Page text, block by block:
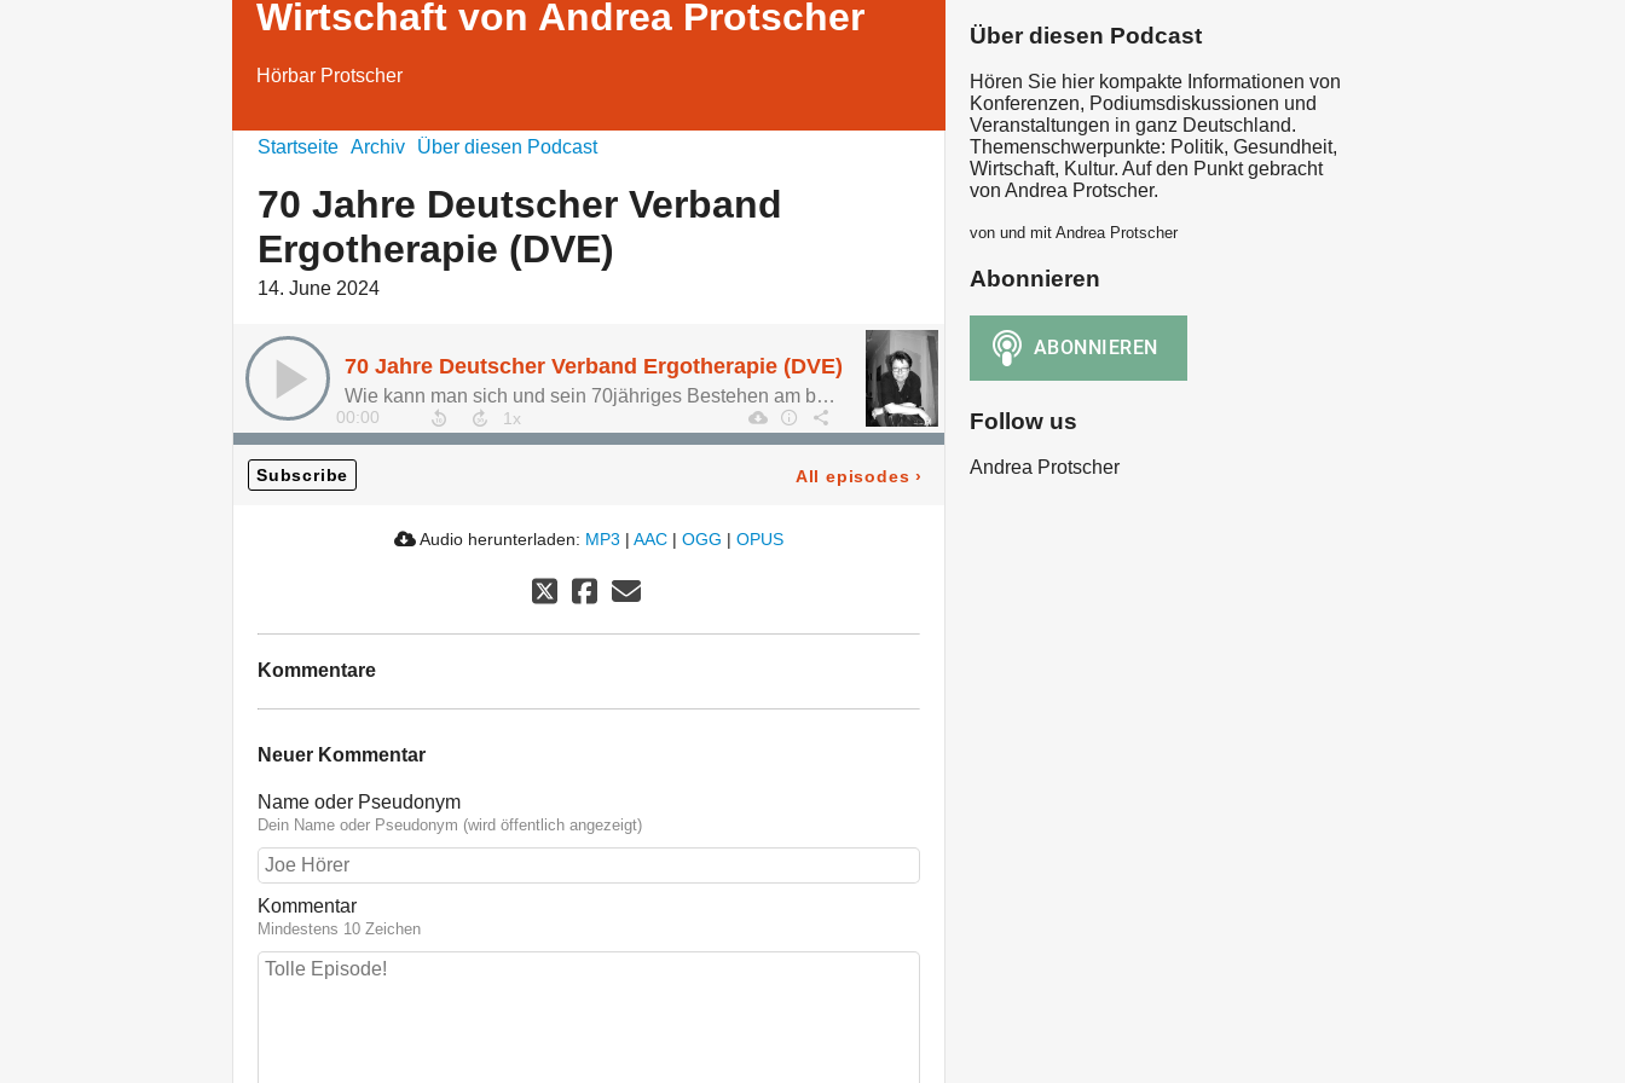
Wirtschaft von Andrea Protscher
Hörbar Protscher
Startseite Archiv Über diesen Podcast
70 Jahre Deutscher Verband
Ergotherapie (DVE)
14. June 2024
70 Jahre Deutscher Verband Ergotherapie (DVE)
Wie kann man sich und sein 70jähriges Bestehen am besten feiern? Mit einer großen Geburtstagstorte, mit fast 1.900 Gästen, vielen vielen Gratulanten, einem Preis und vor allem: mit Lebensfreude, Tatendrang. Optimismus und schmissiger Musik.
00:00
Subscribe All episodes ›
Audio herunterladen: MP3 | AAC | OGG | OPUS
Kommentare
Neuer Kommentar
Name oder Pseudonym
Dein Name oder Pseudonym (wird öffentlich angezeigt)
Kommentar
Mindestens 10 Zeichen
Über diesen Podcast
Hören Sie hier kompakte Informationen von
Konferenzen, Podiumsdiskussionen und
Veranstaltungen in ganz Deutschland.
Themenschwerpunkte: Politik, Gesundheit,
Wirtschaft, Kultur. Auf den Punkt gebracht
von Andrea Protscher.
von und mit Andrea Protscher
Abonnieren
Follow us
Andrea Protscher